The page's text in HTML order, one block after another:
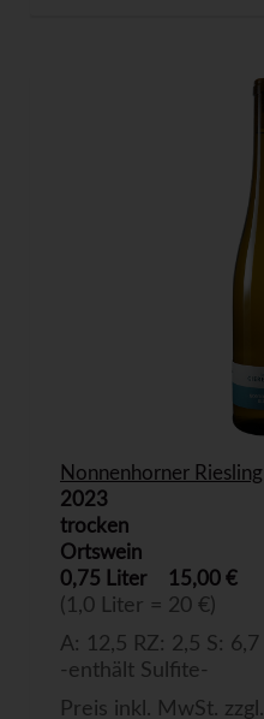
Nonnenhorner Riesling
2023
trocken
Ortswein
0,75 Liter
15,00 €
(1,0 Liter = 20 €)
A: 12,5 RZ: 2,5 S: 6,7
-enthält Sulfite-
Preis inkl. MwSt. zzgl.